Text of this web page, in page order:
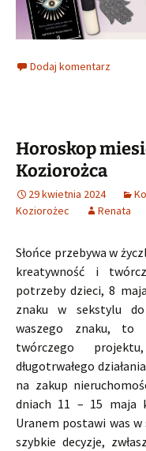
Dodaj komentarz
Horoskop
Koziorożca
29 kwietnia 2024
Koziorożec
Renata
Słońce przebywa w
kreatywność i
potrzeby dzieci, 8
znaku w sekstylu do
waszego znaku, to
twórczego
długotrwałego
na zakup
dniach 11 – 15 maja
Uranem postawi was
szybkie decyzje,